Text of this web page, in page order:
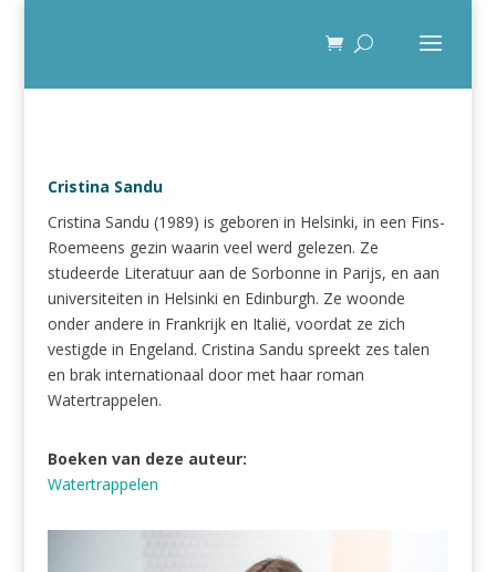
Cristina Sandu
Cristina Sandu (1989) is geboren in Helsinki​, in een Fins-
Roemeens gezin waarin veel werd gelezen. Ze
studeerde Literatuur aan de Sorbonne in Parijs, en aan
universiteiten in Helsinki en Edinburgh. Ze woonde
onder andere in Frankrijk en Italië, voordat ze zich
vestigde in Engeland. Cristina Sandu spreekt zes talen
en brak internationaal door met haar roman
Watertrappelen.
Boeken van deze auteur:
Watertrappelen